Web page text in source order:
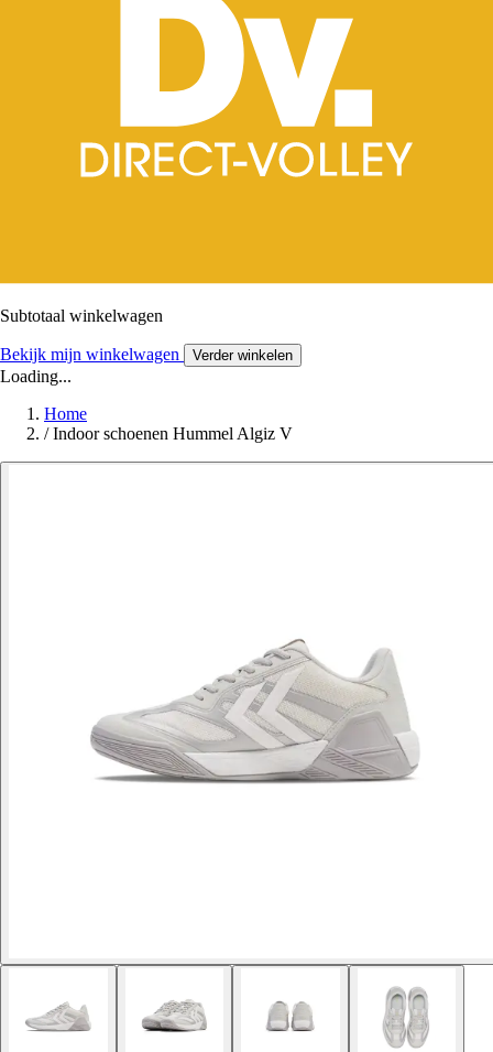
Subtotaal winkelwagen
Bekijk mijn winkelwagen Verder winkelen
Loading...
Home
/ Indoor schoenen Hummel Algiz V